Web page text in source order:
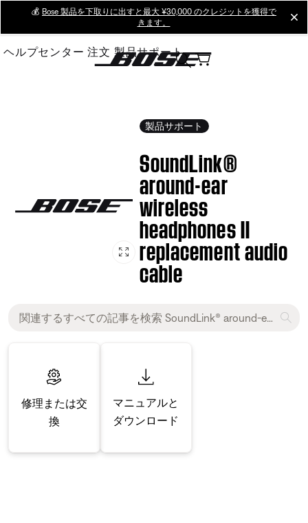
Main
💰 Bose 製品を下取りに出すと最大 ¥30,000 のクレジットを獲得で
きます。
ヘルプセンター 注文 製品サポート
製品サポート
SoundLink®
around-ear
wireless
headphones II
replacement audio
cable
修理または交
換
マニュアルと
ダウンロード